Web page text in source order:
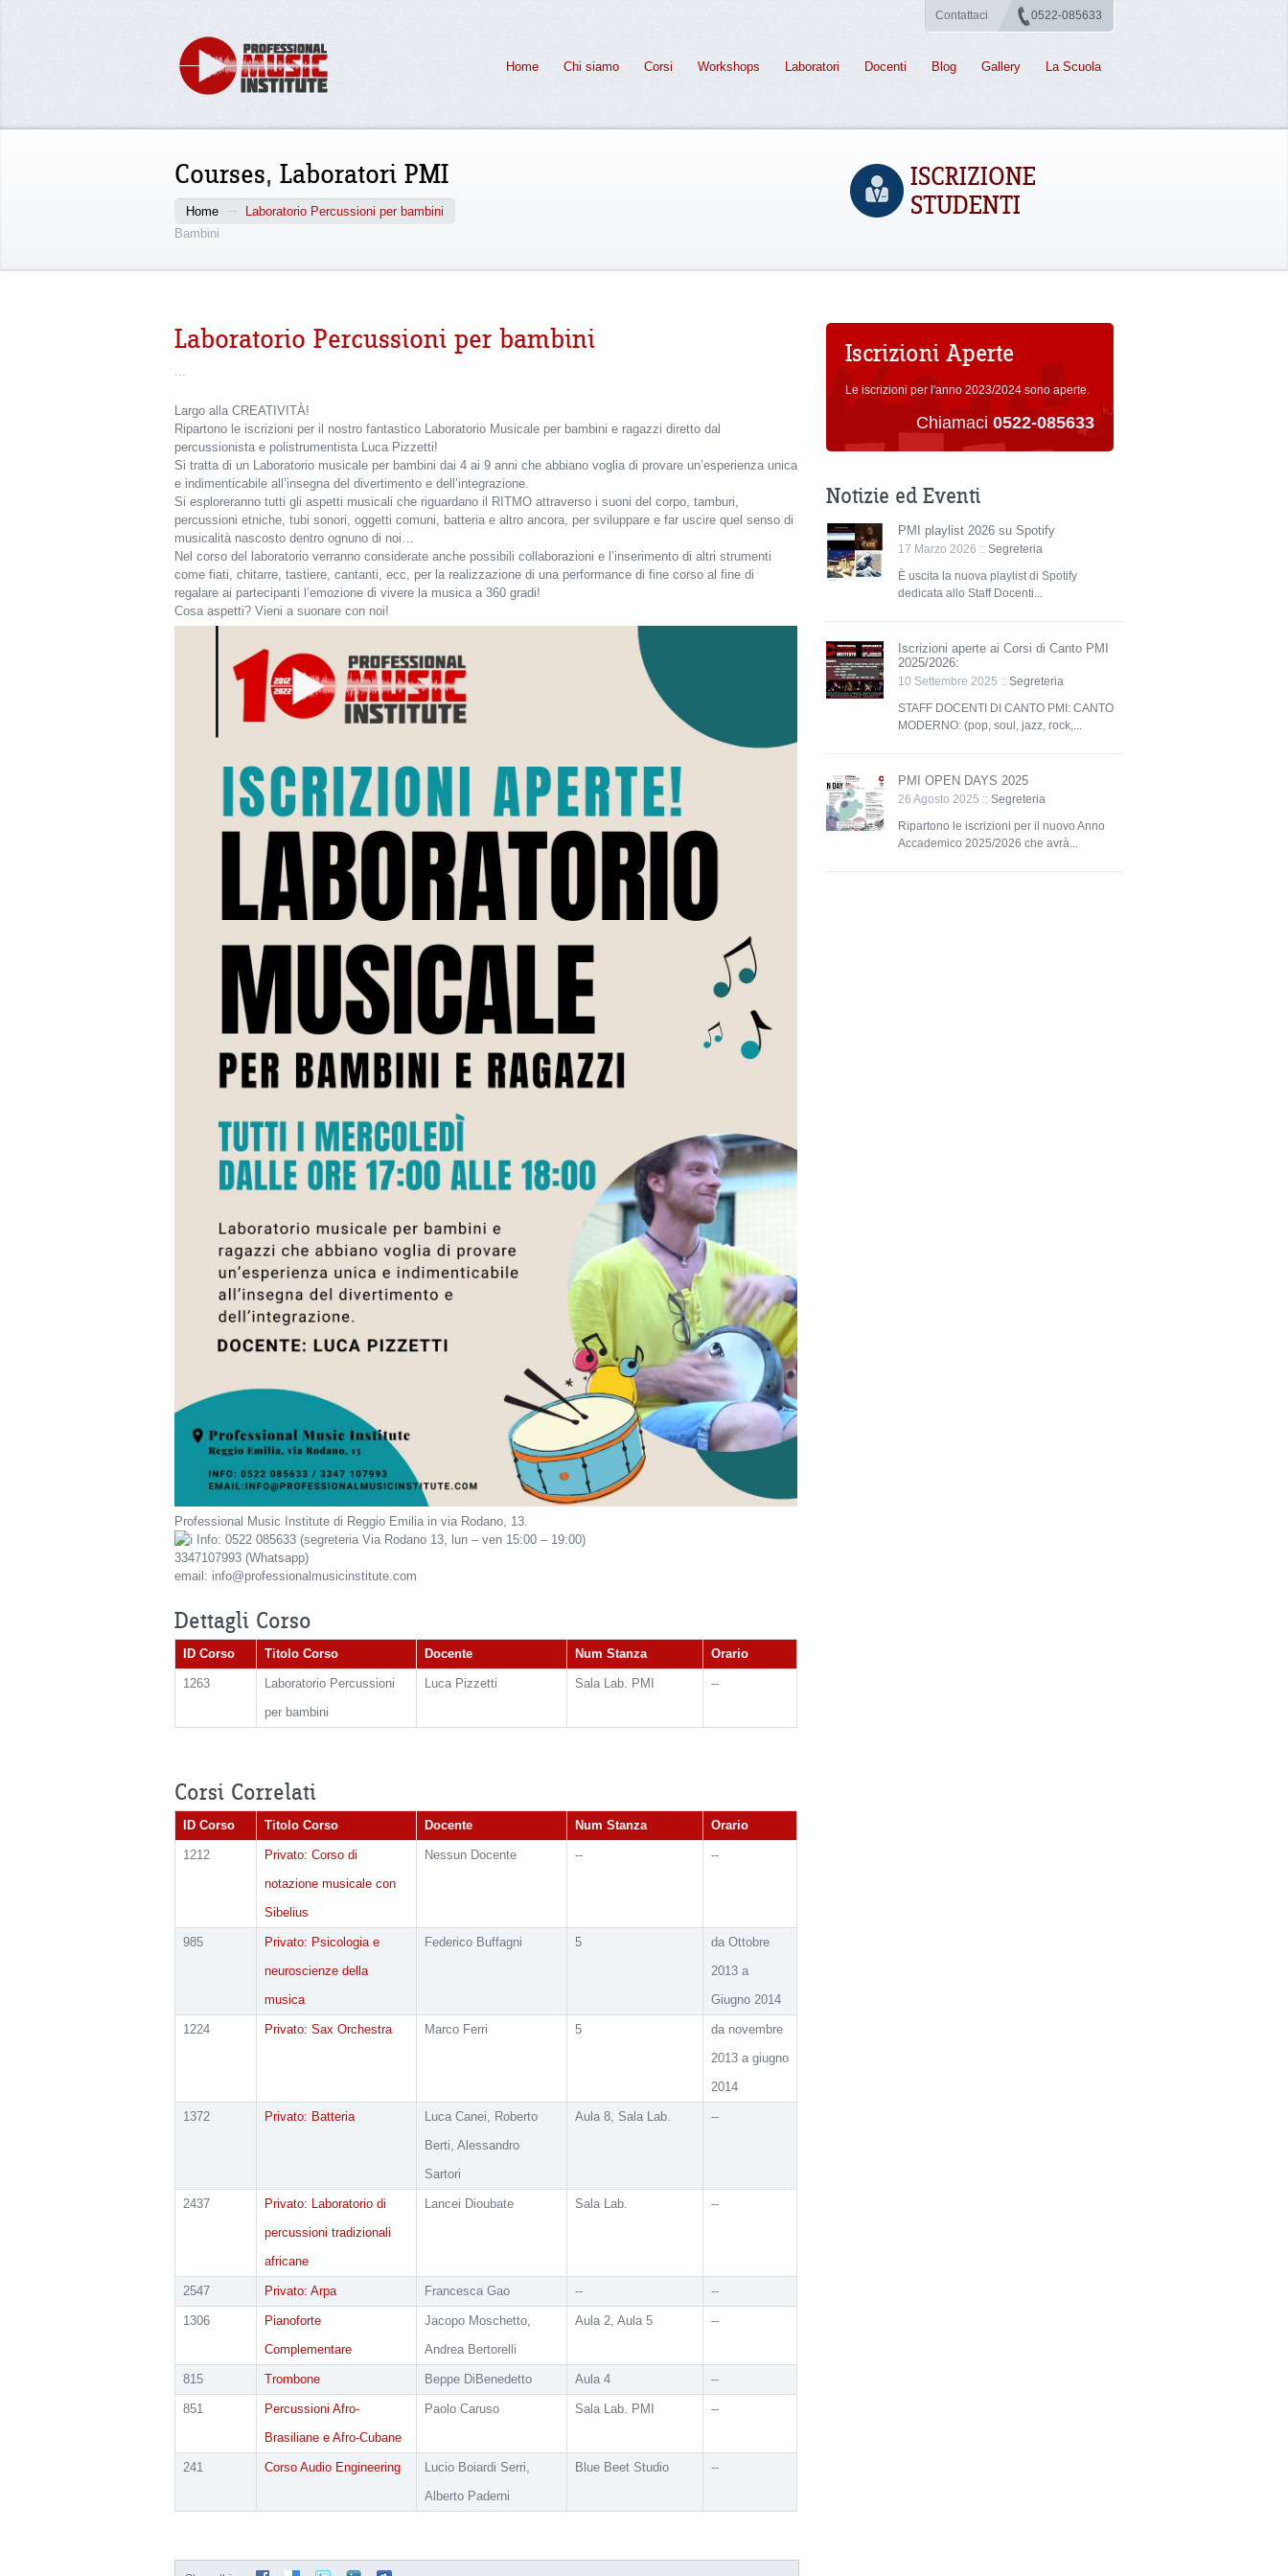
Contattaci 0522-085633
Home Chi siamo Corsi Workshops Laboratori Docenti Blog Gallery La Scuola
ISCRIZIONE
STUDENTI
Courses, Laboratori PMI
Home
Laboratorio Percussioni per bambini
Bambini
Laboratorio Percussioni per bambini
...
Largo alla CREATIVITÀ!
Ripartono le iscrizioni per il nostro fantastico Laboratorio Musicale per bambini e ragazzi diretto dal
percussionista e polistrumentista Luca Pizzetti!
Si tratta di un Laboratorio musicale per bambini dai 4 ai 9 anni che abbiano voglia di provare un’esperienza unica
e indimenticabile all’insegna del divertimento e dell’integrazione.
Si esploreranno tutti gli aspetti musicali che riguardano il RITMO attraverso i suoni del corpo, tamburi,
percussioni etniche, tubi sonori, oggetti comuni, batteria e altro ancora, per sviluppare e far uscire quel senso di
musicalità nascosto dentro ognuno di noi…
Nel corso del laboratorio verranno considerate anche possibili collaborazioni e l’inserimento di altri strumenti
come fiati, chitarre, tastiere, cantanti, ecc, per la realizzazione di una performance di fine corso al fine di
regalare ai partecipanti l’emozione di vivere la musica a 360 gradi!
Cosa aspetti? Vieni a suonare con noi!
Professional Music Institute di Reggio Emilia in via Rodano, 13.
Info: 0522 085633 (segreteria Via Rodano 13, lun – ven 15:00 – 19:00)
3347107993 (Whatsapp)
email: info@professionalmusicinstitute.com
Dettagli Corso
ID Corso Titolo Corso Docente Num Stanza Orario
1263
Laboratorio Percussioni
per bambini
Luca Pizzetti Sala Lab. PMI --
Corsi Correlati
ID Corso Titolo Corso Docente Num Stanza Orario
1212
Privato: Corso di
notazione musicale con
Sibelius
Nessun Docente -- --
985
Privato: Psicologia e
neuroscienze della
musica
Federico Buffagni 5
da Ottobre
2013 a
Giugno 2014
1224 Privato: Sax Orchestra Marco Ferri 5
da novembre
2013 a giugno
2014
1372 Privato: Batteria
Luca Canei, Roberto
Berti, Alessandro
Sartori
Aula 8, Sala Lab. --
2437
Privato: Laboratorio di
percussioni tradizionali
africane
Lancei Dioubate Sala Lab. --
2547 Privato: Arpa Francesca Gao -- --
1306
Pianoforte
Complementare
Jacopo Moschetto,
Andrea Bertorelli
Aula 2, Aula 5 --
815 Trombone Beppe DiBenedetto Aula 4 --
851
Percussioni Afro-
Brasiliane e Afro-Cubane
Paolo Caruso Sala Lab. PMI --
241 Corso Audio Engineering
Lucio Boiardi Serri,
Alberto Paderni
Blue Beet Studio --
Iscrizioni Aperte
Le iscrizioni per l'anno 2023/2024 sono aperte.
Chiamaci 0522-085633
Notizie ed Eventi
PMI playlist 2026 su Spotify
17 Marzo 2026 :: Segreteria
È uscita la nuova playlist di Spotify
dedicata allo Staff Docenti...
Iscrizioni aperte ai Corsi di Canto PMI
2025/2026:
10 Settembre 2025 :: Segreteria
STAFF DOCENTI DI CANTO PMI: CANTO
MODERNO: (pop, soul, jazz, rock,...
PMI OPEN DAYS 2025
26 Agosto 2025 :: Segreteria
Ripartono le iscrizioni per il nuovo Anno
Accademico 2025/2026 che avrà...